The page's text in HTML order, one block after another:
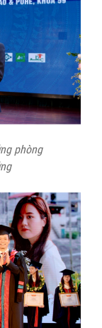
phòng